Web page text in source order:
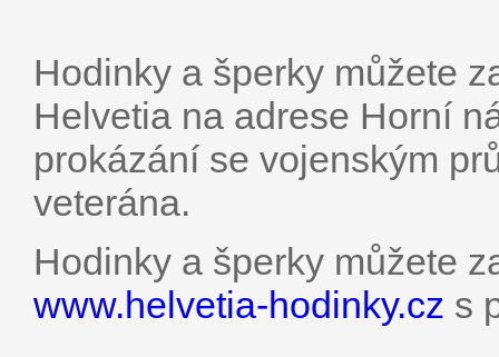
Hodinky a šperky můžete
Helvetia na adrese Horní
prokázání se vojenským
veterána.
Hodinky a šperky můžete
www.helvetia-hodinky.cz s